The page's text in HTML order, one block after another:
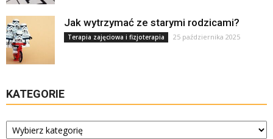
Jak wytrzymać ze starymi rodzicami?
Terapia zajęciowa i fizjoterapia 25 października 2025
KATEGORIE
Kategorie